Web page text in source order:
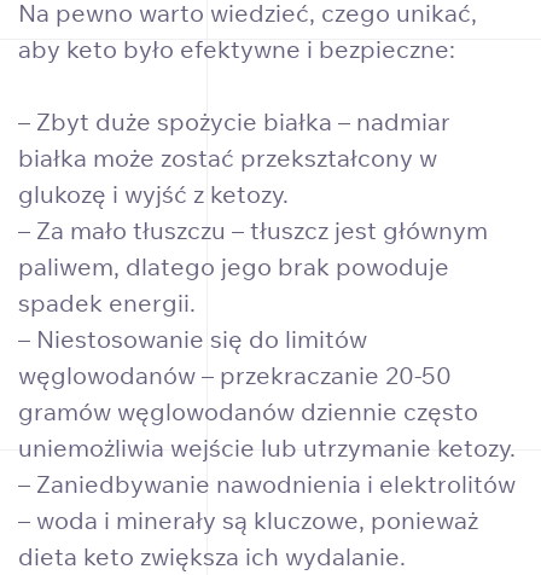
Na pewno warto wiedzieć, czego unikać,
aby keto było efektywne i bezpieczne:
– Zbyt duże spożycie białka – nadmiar
białka może zostać przekształcony w
glukozę i wyjść z ketozy.
– Za mało tłuszczu – tłuszcz jest głównym
paliwem, dlatego jego brak powoduje
spadek energii.
– Niestosowanie się do limitów
węglowodanów – przekraczanie 20-50
gramów węglowodanów dziennie często
uniemożliwia wejście lub utrzymanie ketozy.
– Zaniedbywanie nawodnienia i elektrolitów
– woda i minerały są kluczowe, ponieważ
dieta keto zwiększa ich wydalanie.